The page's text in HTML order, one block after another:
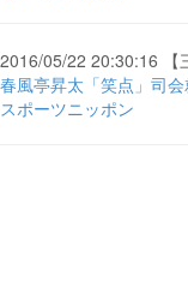
2016/05/22 20:30:16 【
春風亭昇太「笑点」司
スポーツニッポン